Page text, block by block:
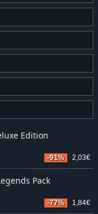
Edition
-91% 2,03€
Pack
-77% 1,84€